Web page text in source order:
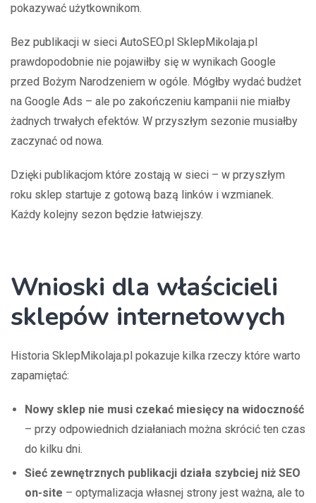
pokazywać użytkownikom.
Bez publikacji w sieci AutoSEO.pl SklepMikolaja.pl
prawdopodobnie nie pojawiłby się w wynikach Google
przed Bożym Narodzeniem w ogóle. Mógłby wydać budżet
na Google Ads – ale po zakończeniu kampanii nie miałby
żadnych trwałych efektów. W przyszłym sezonie musiałby
zaczynać od nowa.
Dzięki publikacjom które zostają w sieci – w przyszłym
roku sklep startuje z gotową bazą linków i wzmianek.
Każdy kolejny sezon będzie łatwiejszy.
Wnioski dla właścicieli
sklepów internetowych
Historia SklepMikolaja.pl pokazuje kilka rzeczy które warto
zapamiętać:
Nowy sklep nie musi czekać miesięcy na widoczność
– przy odpowiednich działaniach można skrócić ten czas
do kilku dni.
Sieć zewnętrznych publikacji działa szybciej niż SEO
on-site – optymalizacja własnej strony jest ważna, ale to